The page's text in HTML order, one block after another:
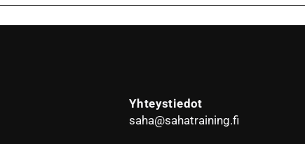
Yhteystiedot
saha@sahatraining.fi